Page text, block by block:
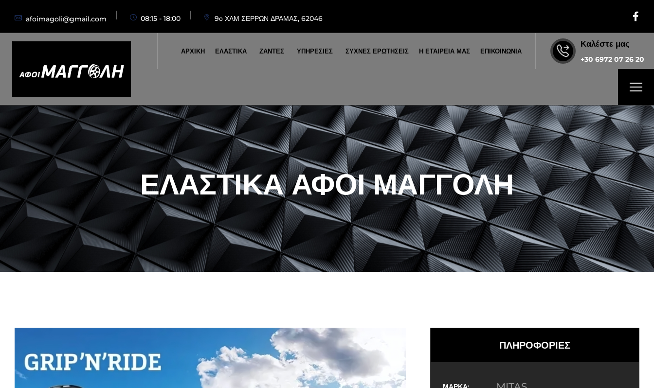
afoimagoli@gmail.com 08:15 - 18:00 9ο ΧΛΜ ΣΕΡΡΩΝ ΔΡΑΜΑΣ, 62046
ΑΡΧΙΚΗ ΕΛΑΣΤΙΚΑ ΖΑΝΤΕΣ ΥΠΗΡΕΣΙΕΣ ΣΥΧΝΕΣ ΕΡΩΤΗΣΕΙΣ Η ΕΤΑΙΡΕΙΑ ΜΑΣ ΕΠΙΚΟΙΝΩΝΙΑ
Καλέστε μας
+30 6972 07 26 20
ΕΛΑΣΤΙΚΑ ΑΦΟΙ ΜΑΓΓΟΛΗ
ΠΛΗΡΟΦΟΡΙΕΣ